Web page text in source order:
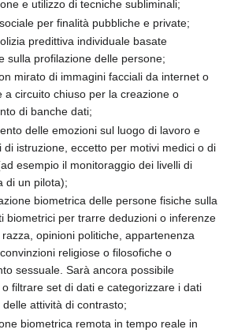
e utilizzo di tecniche subliminali;
per finalità pubbliche e private;
predittiva individuale basate
sulla profilazione delle persone;
mirato di immagini facciali da internet o
a circuito chiuso per la creazione o
di banche dati;
delle emozioni sul luogo di lavoro e
di istruzione, eccetto per motivi medici o di
esempio il monitoraggio dei livelli di
di un pilota);
biometrica delle persone fisiche sulla
biometrici per trarre deduzioni o inferenze
opinioni politiche, appartenenza
religiose o filosofiche o
sessuale. Sarà ancora possibile
filtrare set di dati e categorizzare i dati
delle attività di contrasto;
biometrica remota in tempo reale in